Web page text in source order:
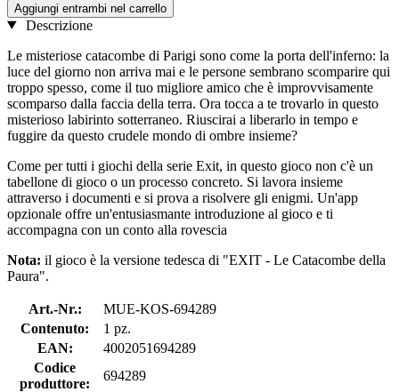
Aggiungi entrambi nel carrello
Descrizione
Le misteriose catacombe di Parigi sono come la porta dell'inferno: la
luce del giorno non arriva mai e le persone sembrano scomparire qui
troppo spesso, come il tuo migliore amico che è improvvisamente
scomparso dalla faccia della terra. Ora tocca a te trovarlo in questo
misterioso labirinto sotterraneo. Riuscirai a liberarlo in tempo e
fuggire da questo crudele mondo di ombre insieme?
Come per tutti i giochi della serie Exit, in questo gioco non c'è un
tabellone di gioco o un processo concreto. Si lavora insieme
attraverso i documenti e si prova a risolvere gli enigmi. Un'app
opzionale offre un'entusiasmante introduzione al gioco e ti
accompagna con un conto alla rovescia
Nota: il gioco è la versione tedesca di "EXIT - Le Catacombe della
Paura".
Art.-Nr.:
MUE-KOS-694289
Contenuto:
1 pz.
EAN:
4002051694289
Codice
produttore:
694289